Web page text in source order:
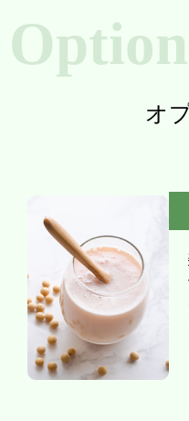
Option
オ